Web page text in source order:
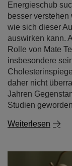
Energieschub
besser verstehen
wie sich dieser
auswirken kann.
Rolle von Mate
insbesondere
daher nicht
Jahren
Studien
Weiterlesen